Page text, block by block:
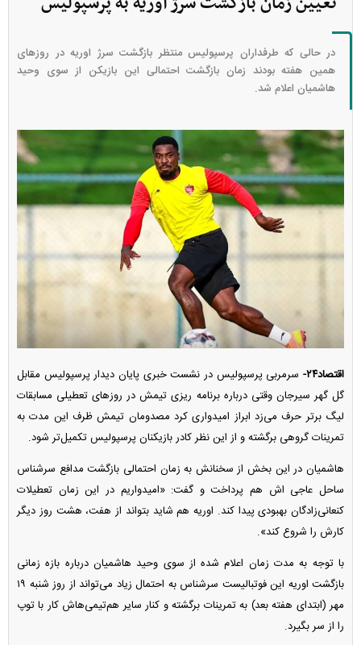
در حالی که طرفداران پرسپولیس منتظر بازگشت سرژ اوریه در روزهای
همین هفته بودند زمان بازگشت احتمالی این بازیکن از سوی وحید
هاشمیان اعلام شد.
اقتصاد۲۴-
سرمربی پرسپولیس در نشست خبری پایان دیدار پرسپولیس مقابل
گل گهر سیرجان وقتی درباره برنامه ریزی تیمش در روز‌های تعطیلی مسابقات
لیگ برتر حرف می‌زد ابراز امیدواری کرد مصدومان تیمش ظرف این مدت به
تمرینات گروهی برگشته و از این نظر کادر بازیکنان پرسپولیس تکمیل‌تر شود.
هاشمیان در این بخش از سخنانش به زمان احتمالی بازگشت مدافع سرشناس
ساحل عاجی اش هم پرداخت و گفت: «امیدواریم در این زمان تعطیلات
کنعانی‌زادگان بهبودی پیدا کند. اوریه هم شاید بتواند از هفت، هشت روز دیگر
کارش را شروع کند».
با توجه به مدت زمان اعلام شده از سوی وحید هاشمیان درباره بازه زمانی
بازگشت اوریه این فوتبالیست سرشناس به احتمال زیاد می‌تواند از روز شنبه ۱۹
مهر (ابتدای هفته بعد) به تمرینات برگشته و کنار سایر هم‌تیمی‌هاش کار با توپ
را از سر بگیرد.